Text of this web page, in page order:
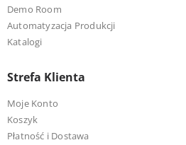
Demo Room
Automatyzacja Produkcji
Katalogi
Strefa Klienta
Moje Konto
Koszyk
Płatność i Dostawa